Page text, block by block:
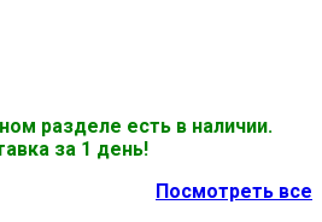
разделе есть в наличии.
за 1 день!
Посмотреть все